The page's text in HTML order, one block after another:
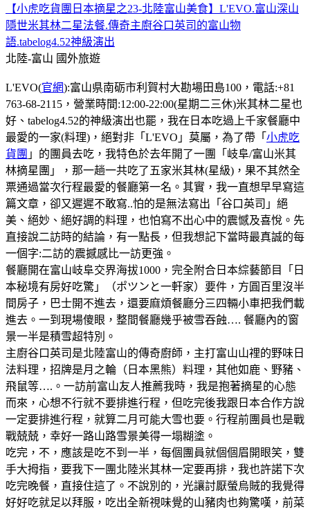
【小虎吃貨團日本摘星之23-北陸富山美食】L'EVO.富山深山
隱世米其林二星法餐.傳奇主廚谷口英司的富山物
語.tabelog4.52神級演出
北陸-富山 國外旅遊
L'EVO(官網):富山県南砺市利賀村大勘場田島100，電話:+81
763-68-2115，營業時間:12:00-22:00(星期二三休)米其林二星也
好、tabelog4.52的神級演出也罷，我在日本吃過上千家餐廳中
最愛的一家(料理)，絕對非「L'EVO」莫屬，為了帶「 小虎吃
貨團 」的團員去吃，我特色於去年開了一團「岐阜/富山米其
林摘星團」，那一趟一共吃了五家米其林(星級)，果不其然全
票通過當次行程最愛的餐廳第一名。其實，我一直想早早寫這
篇文章，卻又遲遲不敢寫..怕的是無法寫出「谷口英司」絕
美、絕妙、絕好調的料理，也怕寫不出心中的震憾及喜悅。先
直接說二訪時的結論，有一點長，但我想記下當時最真誠的每
一個字:二訪的震撼感比一訪更強。
餐廳開在富山岐阜交界海拔1000，完全附合日本綜藝節目「日
本秘境有房好吃驚」（ポツンと一軒家）要件，方圓百里沒半
間房子，巴士開不進去，還要麻煩餐廳分三四輛小車把我們載
進去。一到現場傻眼，整間餐廳幾乎被雪吞蝕…. 餐廳內的窗
景一半是積雪超特別。
主廚谷口英司是北陸富山的傳奇廚師，主打富山山𥚃的野味日
法料理，招牌是月之輪（日本黑熊）料理，其他如鹿、野豬、
飛鼠等….。一訪前富山友人推薦我時，我是抱著摘星的心態
而來，心想不行就不要排進行程，但吃完後我跟日本合作方說
一定要排進行程，就算二月可能大雪也要。行程前團員也是戰
戰兢兢，幸好一路山路雪景美得一塌糊塗。
吃完，不，應該是吃不到一半，每個團員就個個眉開眼笑，雙
手大拇指，要我下一團北陸米其林一定要再排，我也許諾下次
吃完晚餐，直接住這了。不說別的，光讓討厭螢烏賊的我覺得
好好吃就足以拜服，吃出全新視味覺的山豬肉也夠驚嘆，前菜